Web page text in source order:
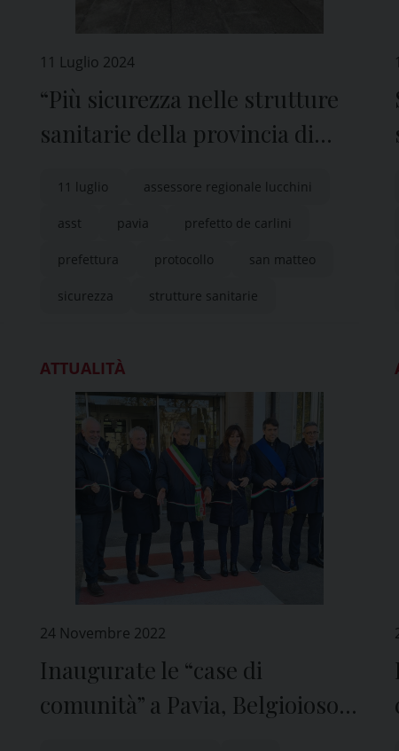
11 Luglio 2024
“Più sicurezza nelle strutture
sanitarie della provincia di
11 luglio assessore regionale lucchini
asst pavia prefetto de carlini
prefettura protocollo san matteo
sicurezza strutture sanitarie
ATTUALITÀ
24 Novembre 2022
Inaugurate le “case di
comunità” a Pavia, Belgioioso e